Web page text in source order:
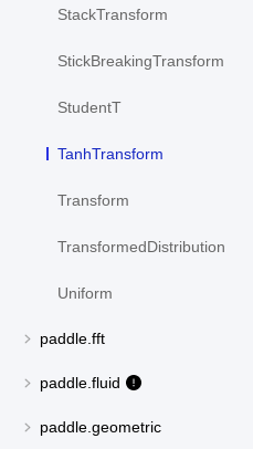
StackTransform
StickBreakingTransform
StudentT
TanhTransform
Transform
TransformedDistribution
Uniform
paddle.fft
paddle.fluid
paddle.geometric